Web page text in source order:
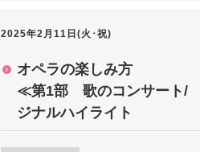
2025年2月11日(火･祝)
オペラの楽しみ方
≪第1部 歌のコンサート/
ジナルハイライト